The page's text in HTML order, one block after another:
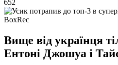
652
Вище від українця
Ентоні Джошуа і